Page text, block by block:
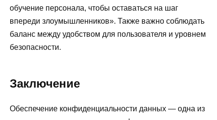
обучение персонала, чтобы оставаться на шаг
впереди злоумышленников». Также важно соблюдать
баланс между удобством для пользователя и уровнем
безопасности.
Заключение
Обеспечение конфиденциальности данных — одна из